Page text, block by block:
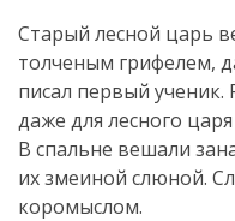
Старый лесной царь
толченым грифелем,
писал первый
даже для лесного
В спальне вешали
их змеиной слюной.
коромыслом.